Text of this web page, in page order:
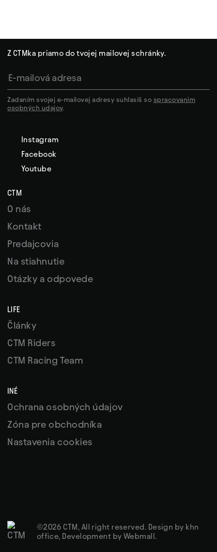
Z CTMka priamo do tvojej mailovej schránky.
Zadaním svojej e-mailovej adresy suhlasiš so spracovanim
osobných udajov.
Instagram
Facebook
Youtube
CTM
O nás
Kontakt
Predajcovia
Na stiahnutie
Otázky a odpovede
LIFE
Články
CTM Riders
CTM Racing Team
INÉ
Ochrana osobných údajov
Zóna pre obchodníka
Nastavenia cookies
©2026 CTM, All right reserved. Design by khn
office, Development byWebmall.